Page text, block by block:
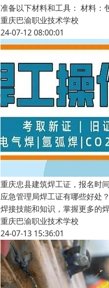
准备以下材料和工具： 材料：
重庆巴渝职业技术学校
24-07-12 08:00:01
重庆忠县建筑焊工证，报名时
应急管理局焊工证有哪些好处
焊接技能和知识，掌握更多的
重庆巴渝职业技术学校
24-07-13 15:36:01